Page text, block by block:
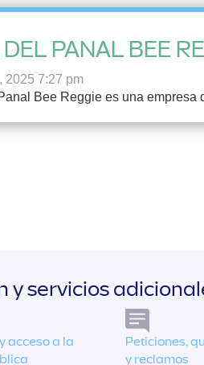
PANAL BEE
2025 7:27 pm
Bee Reggie es una
y servicios
acceso a la
Peticiones,
y reclamos